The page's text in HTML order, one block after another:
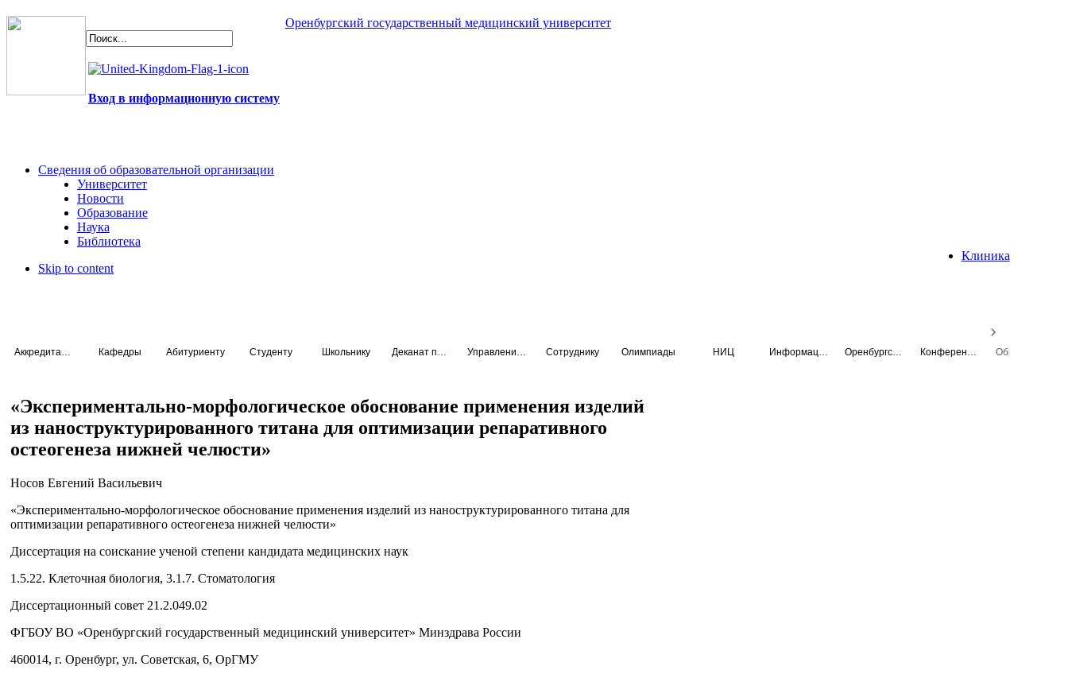
Оренбургский государственный медицинский университет
Вход в информационную систему
Сведения об образовательной организации
Университет
Новости
Образование
Наука
Библиотека
Клиника
Skip to content
Кафедры Абитуриенту Студенту Школьнику Сотруднику Олимпиады НИЦ
«Экспериментально-морфологическое обоснование применения изделий
из наноструктурированного титана для оптимизации репаративного
остеогенеза нижней челюсти»
Носов Евгений Васильевич
«Экспериментально-морфологическое обоснование применения изделий из наноструктурированного титана для
оптимизации репаративного остеогенеза нижней челюсти»
Диссертация на соискание ученой степени кандидата медицинских наук
1.5.22. Клеточная биология, 3.1.7. Стоматология
Диссертационный совет 21.2.049.02
ФГБОУ ВО «Оренбургский государственный медицинский университет» Минздрава России
460014, г. Оренбург, ул. Советская, 6, ОрГМУ